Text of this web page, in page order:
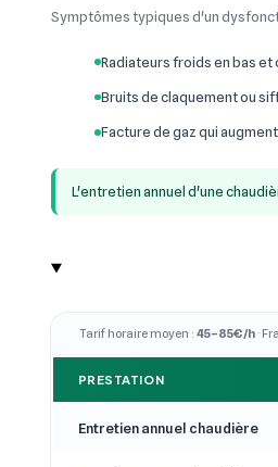
Symptômes typiques d'un
Radiateurs froids en bas
Bruits de claquement ou
Facture de gaz qui
L'entretien annuel d'une
Tarif horaire moyen :45–85€/h ·
PRESTATION
Entretien annuel chaudière